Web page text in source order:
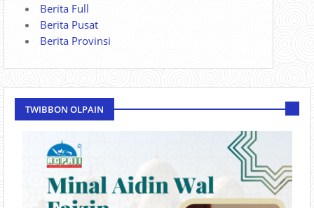
Berita Full
Berita Pusat
Berita Provinsi
TWIBBON OLPAIN